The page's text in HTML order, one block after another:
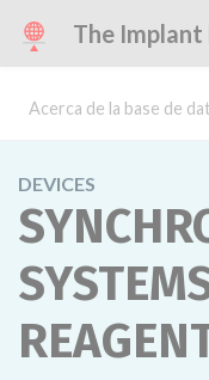
The Implant
Acerca de la base de
DEVICES